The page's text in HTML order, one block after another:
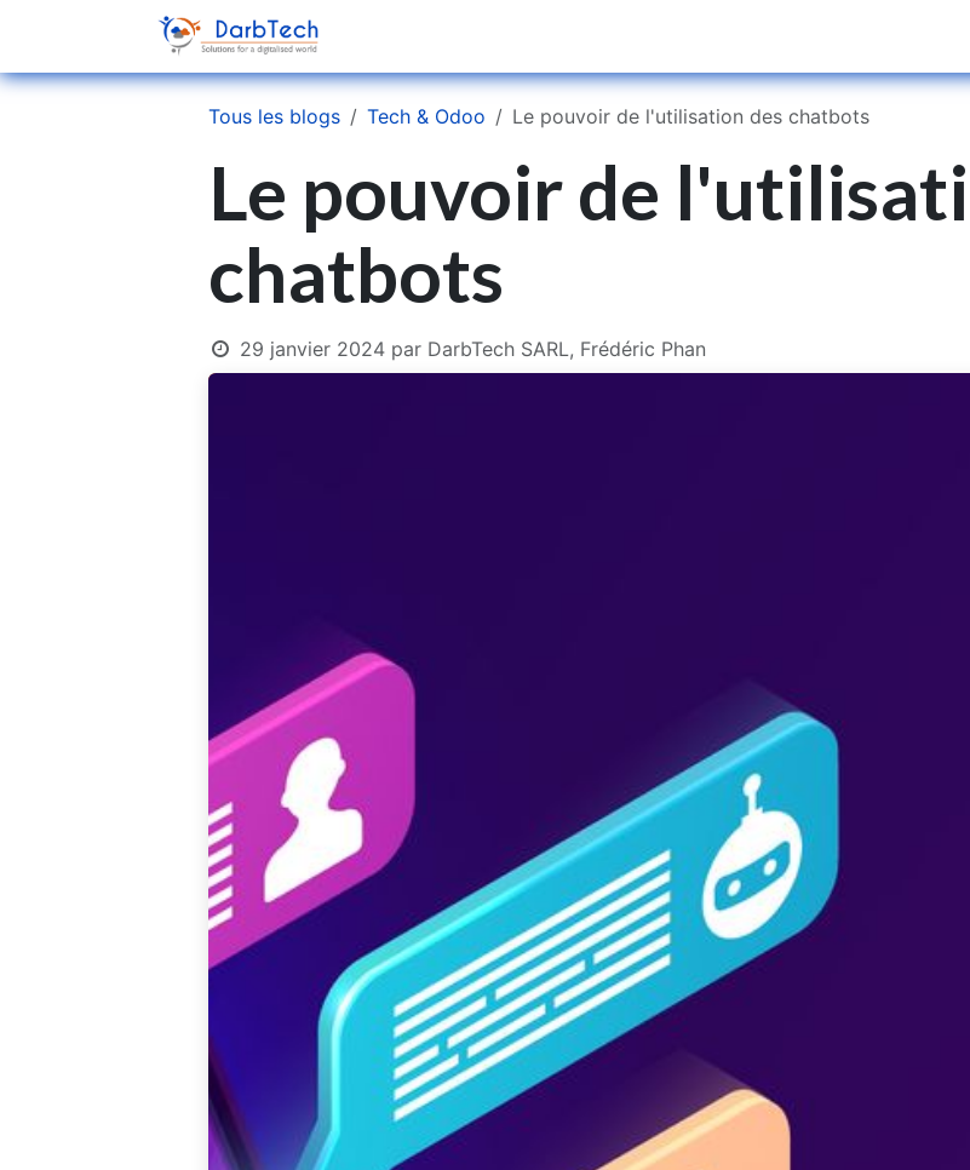
Se rendre au contenu
Tous les blogs Tech & Odoo Le pouvoir de l'utilisation des chatbots
Le pouvoir de
chatbots
29 janvier 2024 par DarbTech SARL, Frédéric Phan